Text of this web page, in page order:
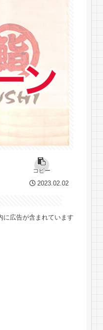
コピー
2023.02.02
に広告が含まれています